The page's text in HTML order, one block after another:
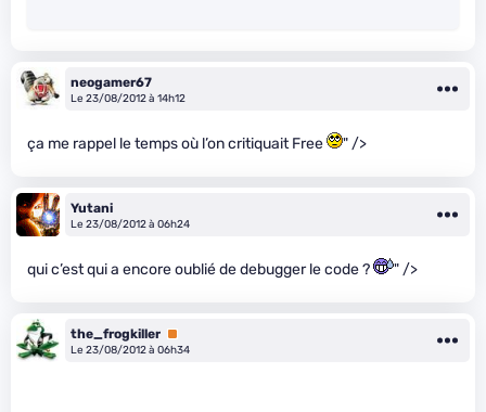
neogamer67
Le 23/08/2012 à 14h12
ça me rappel le temps où l’on critiquait Free " />
Yutani
Le 23/08/2012 à 06h24
qui c’est qui a encore oublié de debugger le code ? " />
the_frogkiller Premium
Le 23/08/2012 à 06h34